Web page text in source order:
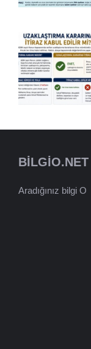
BILGIO.NET
Aradığınız bilgi O